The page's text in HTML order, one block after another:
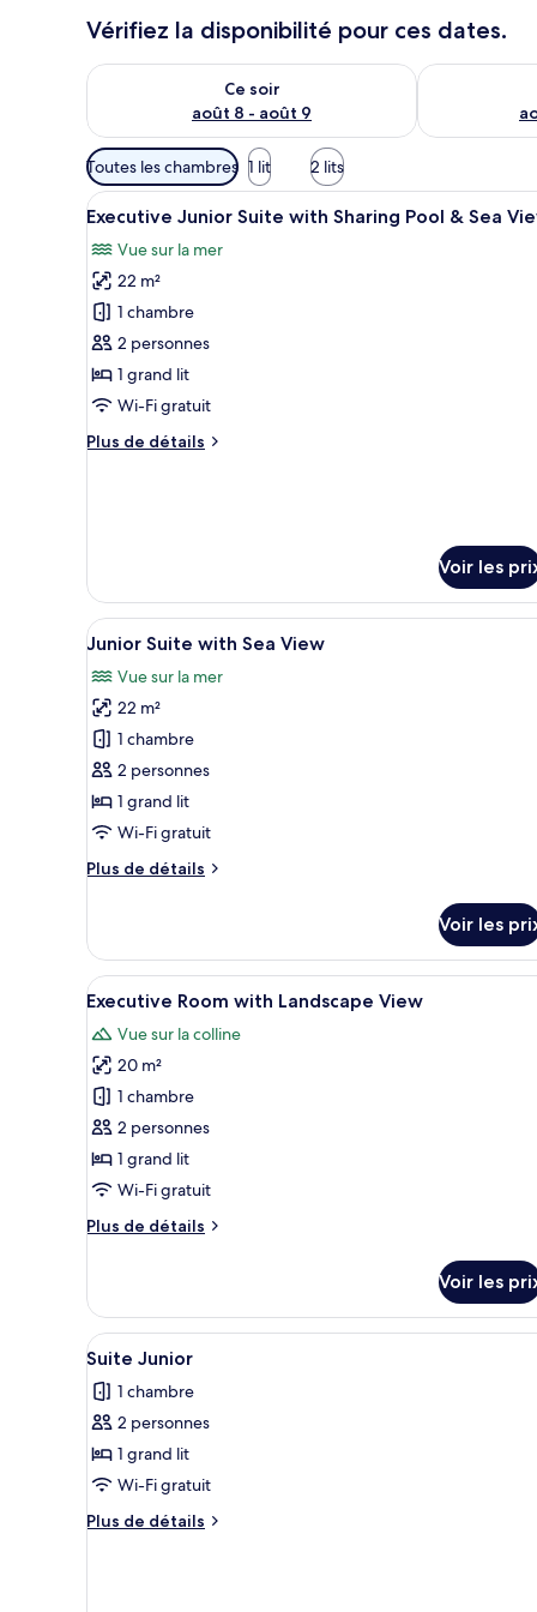
Vérifiez la disponibilité pour ces dates.
Ce soir
août 8 - août 9
Vérifier la disponibilité pour ce soir août 8 - août 9
Vérifier la
Filtres
disponibles
pour
chambres
Toutes les chambres 1 lit 2 lits
Afficher
toutes
les
photos
pour
ce
type
de
chambre :
Executive
Pool
&
Sea
View
Une pièce dotée d’une
8
Executive Junior Suite with Sharing Pool & Sea
Vue sur la mer
22 m²
1 chambre
2 personnes
1 grand lit
Wi-Fi gratuit
Plus de détails
Plus
chambre
Executive
Junior
Suite
with
Sharing
Pool
&
Sea
Voir les
Afficher
toutes
les
photos
pour
ce
type
de
chambre :
Junior
Sea
View
Une chambre à coucher avec
5
Junior Suite with Sea View
Vue sur la mer
22 m²
1 chambre
2 personnes
1 grand lit
Wi-Fi gratuit
Plus de détails
Plus
le
type
de
Junior
Suite
with
Sea
View
Voir les
Afficher
toutes
les
photos
pour
ce
type
de
chambre :
Executive
Landscape
View
Une salle de bain moderne
10
Executive Room with Landscape View
Vue sur la colline
20 m²
1 chambre
2 personnes
1 grand lit
Wi-Fi gratuit
Plus de détails
Plus
le
type
de
Executive
Room
Landscape
View
Voir les
Afficher
toutes
les
photos
pour
ce
type
de
Coffres-forts dans les
4
Suite Junior
1 chambre
2 personnes
1 grand lit
Wi-Fi gratuit
Plus de détails
Plus